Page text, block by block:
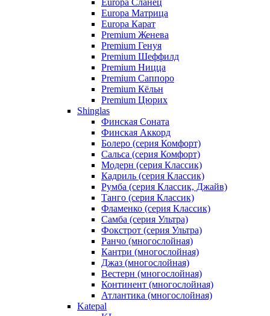
Europa Сланец
Europa Матрица
Europa Карат
Premium Женева
Premium Генуя
Premium Шеффилд
Premium Ницца
Premium Саппоро
Premium Кёльн
Premium Цюрих
Shinglas
Финская Соната
Финская Аккорд
Болеро (серия Комфорт)
Сальса (серия Комфорт)
Модерн (серия Классик)
Кадриль (серия Классик)
Румба (серия Классик, Джайв)
Танго (серия Классик)
Фламенко (серия Классик)
Самба (серия Ультра)
Фокстрот (серия Ультра)
Ранчо (многослойная)
Кантри (многослойная)
Джаз (многослойная)
Вестерн (многослойная)
Континент (многослойная)
Атлантика (многослойная)
Katepal